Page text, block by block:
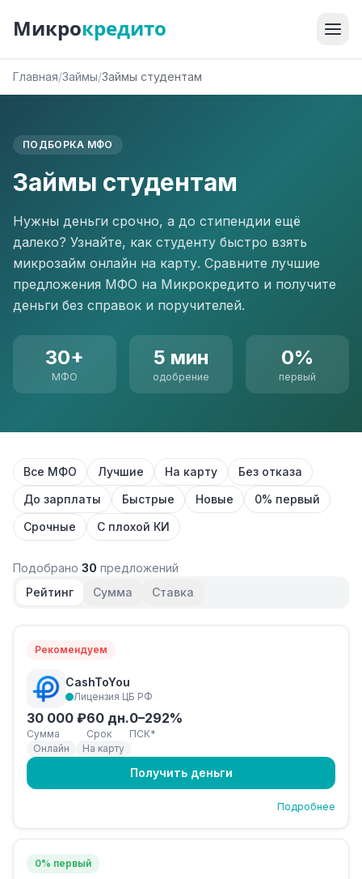
Микрокредито
Главная/Займы/Займы студентам
ПОДБОРКА МФО
Займы студентам
Нужны деньги срочно, а до стипендии ещё
далеко? Узнайте, как студенту быстро взять
микрозайм онлайн на карту. Сравните лучшие
предложения МФО на Микрокредито и получите
деньги без справок и поручителей.
30+
МФО
5 мин
одобрение
0%
первый
Все МФО Лучшие На карту
Без отказа
До зарплаты
Быстрые Новые
0% первый
Срочные
С плохой КИ
Подобрано 30 предложений
Рейтинг
Сумма Ставка
Рекомендуем
CashToYou
Лицензия ЦБ РФ
30 000 ₽
Сумма
60 дн.
Срок
0–292%
ПСК*
Онлайн
На карту
Получить деньги
Подробнее
0% первый